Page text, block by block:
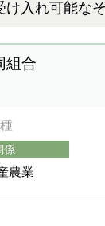
け入れ可能な
組合
係
農業